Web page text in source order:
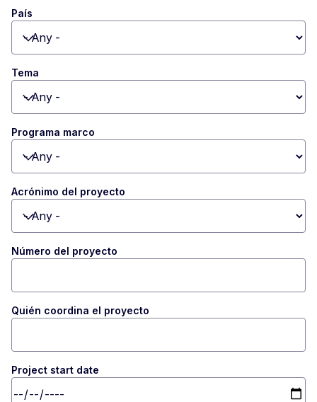
País
Toggle dropdown
Tema
Toggle dropdown
Programa marco
Toggle dropdown
Acrónimo del proyecto
Toggle dropdown
Número del proyecto
Quién coordina el proyecto
Project start date